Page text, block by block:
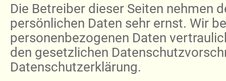
Die Betreiber dieser Seiten nehmen
persönlichen Daten sehr ernst. Wir
personenbezogenen Daten
den gesetzlichen
Datenschutzerklärung.